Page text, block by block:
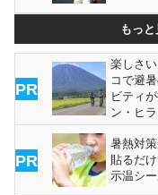
もっと
PR
楽しさ
コで避
ビティ
ン・ヒ
PR
暑熱対
貼るだ
示温シ